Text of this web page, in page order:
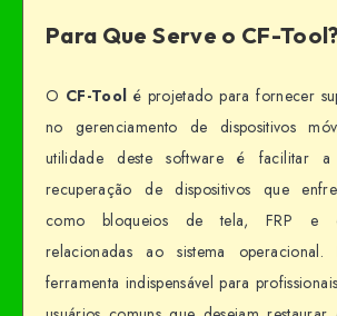
Para Que Serve o CF-Tool?
O CF-Tool é projetado para fornecer
no gerenciamento de dispositivos
utilidade deste software é facilitar a
recuperação de dispositivos que
como bloqueios de tela, FRP e
relacionadas ao sistema operacional.
ferramenta indispensável para